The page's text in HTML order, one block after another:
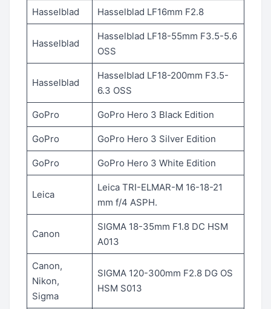
Hasselblad Hasselblad LF16mm F2.8
Hasselblad
Hasselblad LF18-55mm F3.5-5.6
OSS
Hasselblad
Hasselblad LF18-200mm F3.5-
6.3 OSS
GoPro GoPro Hero 3 Black Edition
GoPro GoPro Hero 3 Silver Edition
GoPro GoPro Hero 3 White Edition
Leica
Leica TRI-ELMAR-M 16-18-21
mm f/4 ASPH.
Canon
SIGMA 18-35mm F1.8 DC HSM
A013
Canon,
Nikon,
Sigma
SIGMA 120-300mm F2.8 DG OS
HSM S013